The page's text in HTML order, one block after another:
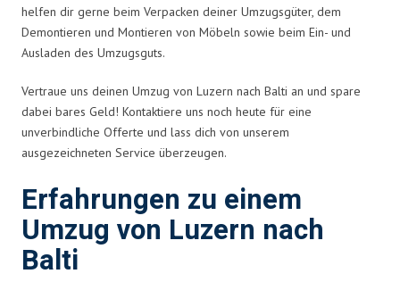
helfen dir gerne beim Verpacken deiner Umzugsgüter, dem
Demontieren und Montieren von Möbeln sowie beim Ein- und
Ausladen des Umzugsguts.
Vertraue uns deinen Umzug von Luzern nach Balti an und spare
dabei bares Geld! Kontaktiere uns noch heute für eine
unverbindliche Offerte und lass dich von unserem
ausgezeichneten Service überzeugen.
Erfahrungen zu einem
Umzug von Luzern nach
Balti